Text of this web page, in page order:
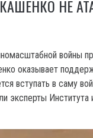
НЕ
войны
оказывает
вступать в саму
эксперты Института